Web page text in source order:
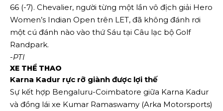
66 (-7). Chevalier, người từng một lần vô địch giải Hero
Women’s Indian Open trên LET, đã không đánh rơi
một cú đánh nào vào thứ Sáu tại Câu lạc bộ Golf
Randpark.
-PTI
XE THỂ THAO
Karna Kadur rực rỡ giành được lợi thế
Sự kết hợp Bengaluru-Coimbatore giữa Karna Kadur
và đồng lái xe Kumar Ramaswamy (Arka Motorsports)